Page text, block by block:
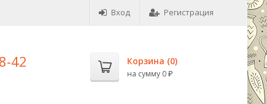
Вход Регистрация
42 Корзина (0)
на сумму 0 ₽